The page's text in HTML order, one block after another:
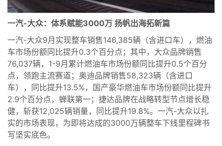
一汽-大众：体系赋能3000万 扬帆出海拓新篇
一汽-大众9月实现整车销售146,385辆（含进口车），燃油
车市场份额同比提升0.3个百分点；其中，大众品牌销售
76,037辆，1-9月累计燃油车市场份额同比提升0.5个百分
点，领跑主流赛道；奥迪品牌销售58,323辆（含进口
车），同比提升13.5%，国产豪华燃油车市场份额同比提升
2.9个百分点，蝉联第一；捷达品牌在战略转型节点增长稳
健，斩获12,025辆销量，同比提升19.8%。一汽-大众以扎
实的市场表现，为即将达成的3000万辆整车下线里程碑书
写坚实底色。